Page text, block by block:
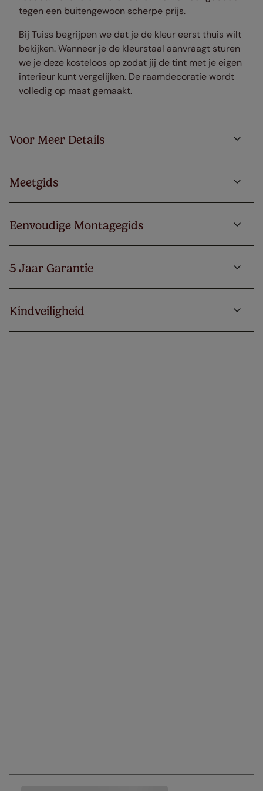
tegen een buitengewoon scherpe prijs.
Bij Tuiss begrijpen we dat je de kleur eerst thuis wilt
bekijken. Wanneer je de kleurstaal aanvraagt sturen
we je deze kosteloos op zodat jij de tint met je eigen
interieur kunt vergelijken. De raamdecoratie wordt
volledig op maat gemaakt.
Voor Meer Details
Meetgids
Eenvoudige Montagegids
5 Jaar Garantie
Kindveiligheid